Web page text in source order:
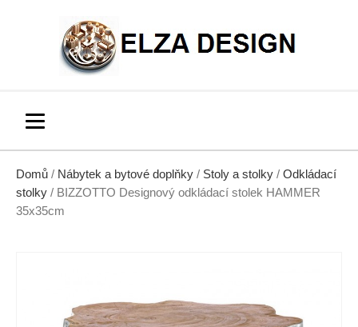
Domů / Nábytek a bytové doplňky / Stoly a stolky / Odkládací
stolky / BIZZOTTO Designový odkládací stolek HAMMER
35x35cm